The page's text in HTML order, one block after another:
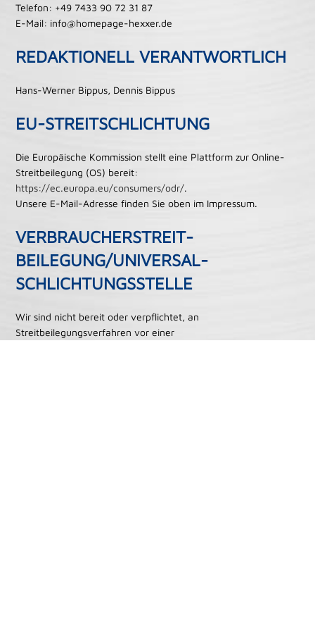
Telefon: +49 7433 90 72 31 87
E-Mail: info@homepage-hexxer.de
REDAKTIONELL VERANTWORTLICH
Hans-Werner Bippus, Dennis Bippus
EU-STREITSCHLICHTUNG
Die Europäische Kommission stellt eine Plattform zur Online-
Streitbeilegung (OS) bereit:
https://ec.europa.eu/consumers/odr/.
Unsere E-Mail-Adresse finden Sie oben im Impressum.
VERBRAUCHER­STREIT­
BEILEGUNG/UNIVERSAL­
SCHLICHTUNGS­STELLE
Wir sind nicht bereit oder verpflichtet, an
Streitbeilegungsverfahren vor einer